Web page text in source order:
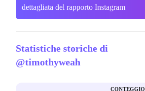
dettagliata del rapporto Instagram
Statistiche storiche di
@timothyweah
CONTEGGIO